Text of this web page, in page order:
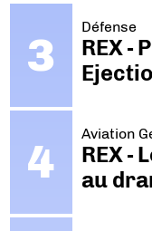
Défense
REX -
Aviation
REX -
au